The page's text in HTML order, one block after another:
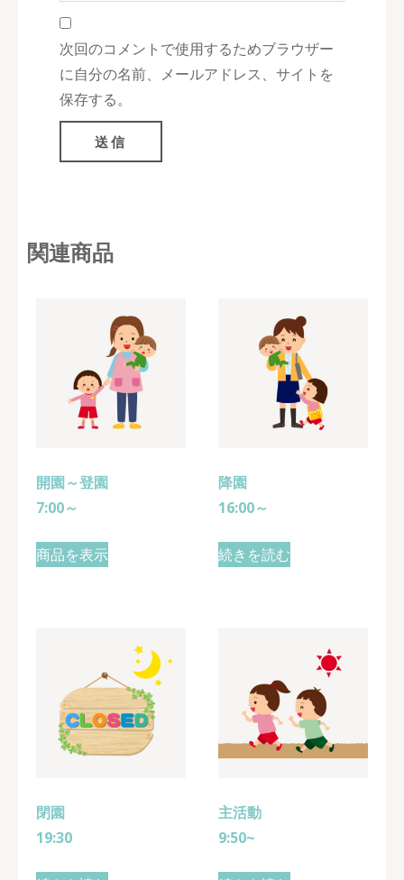
次回のコメントで使用するためブラウザー
に自分の名前、メールアドレス、サイトを
保存する。
関連商品
開園～登園
7:00～
商品を表示
降園
16:00～
続きを読む
閉園
19:30
主活動
9:50~